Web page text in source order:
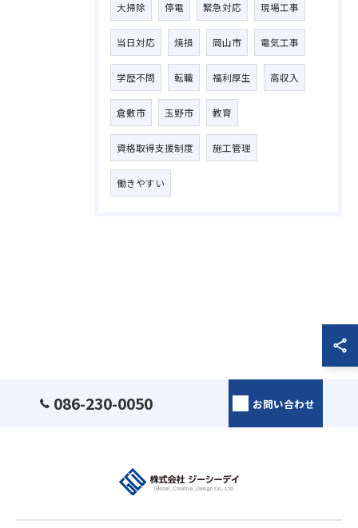
大掃除 停電 緊急対応 現場工事
当日対応 焼損 岡山市 電気工事
学歴不問 転職 福利厚生 高収入
倉敷市 玉野市 教育
資格取得支援制度 施工管理
働きやすい
086-230-0050 お問い合わせ